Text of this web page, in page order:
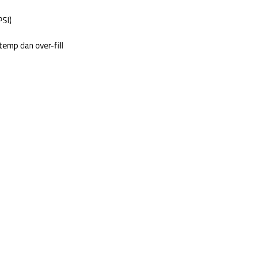
dan over-fill